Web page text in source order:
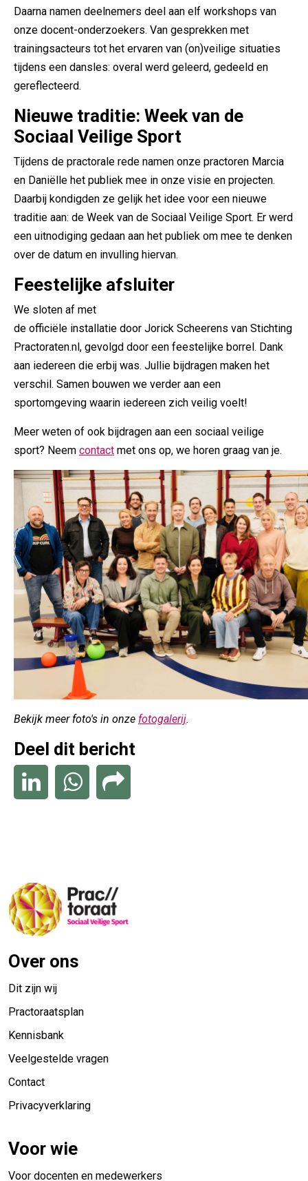
Daarna namen deelnemers deel aan elf workshops van
onze docent-onderzoekers. Van gesprekken met
trainingsacteurs tot het ervaren van (on)veilige situaties
tijdens een dansles: overal werd geleerd, gedeeld en
gereflecteerd.
Nieuwe traditie: Week van de
Sociaal Veilige Sport
Tijdens de practorale rede namen onze practoren Marcia
en Daniëlle het publiek mee in onze visie en projecten.
Daarbij kondigden ze gelijk het idee voor een nieuwe
traditie aan: de Week van de Sociaal Veilige Sport. Er werd
een uitnodiging gedaan aan het publiek om mee te denken
over de datum en invulling hiervan.
Feestelijke afsluiter
We sloten af met
de officiële installatie door Jorick Scheerens van Stichting
Practoraten.nl, gevolgd door een feestelijke borrel. Dank
aan iedereen die erbij was. Jullie bijdragen maken het
verschil. Samen bouwen we verder aan een
sportomgeving waarin iedereen zich veilig voelt!
Meer weten of ook bijdragen aan een sociaal veilige
sport? Neem contact met ons op, we horen graag van je.
Bekijk meer foto's in onze fotogalerij.
Deel dit bericht
Over ons
Dit zijn wij
Practoraatsplan
Kennisbank
Veelgestelde vragen
Contact
Privacyverklaring
Voor wie
Voor docenten en medewerkers